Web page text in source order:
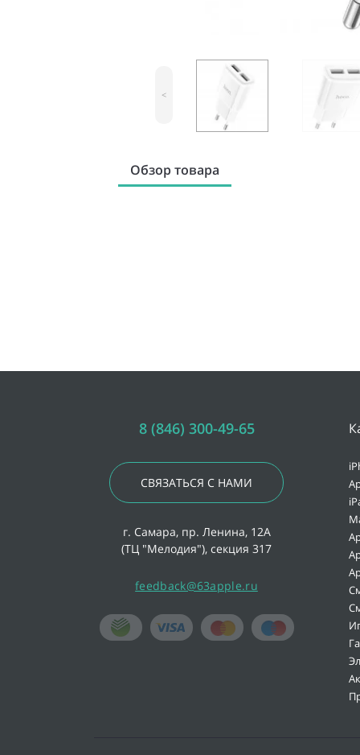
<
Обзор товара
8 (846) 300-49-65
СВЯЗАТЬСЯ С НАМИ
г. Самара, пр. Ленина, 12А
(ТЦ "Мелодия"), секция 317
feedback@63apple.ru